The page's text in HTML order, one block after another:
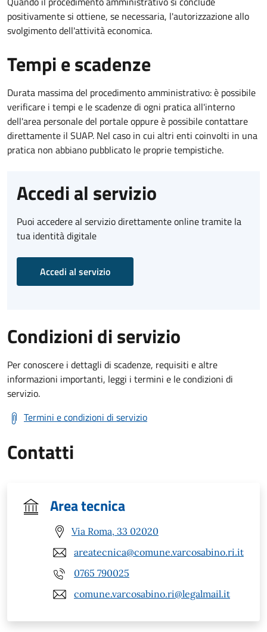
positivamente si ottiene, se necessaria, l'autorizzazione allo
svolgimento dell'attività economica.
Tempi e scadenze
Durata massima del procedimento amministrativo: è possibile
verificare i tempi e le scadenze di ogni pratica all'interno
dell'area personale del portale oppure è possibile contattare
direttamente il SUAP. Nel caso in cui altri enti coinvolti in una
pratica non abbiano pubblicato le proprie tempistiche.
Accedi al servizio
Puoi accedere al servizio direttamente online tramite la
tua identità digitale
Accedi al servizio
Condizioni di servizio
Per conoscere i dettagli di scadenze, requisiti e altre
informazioni importanti, leggi i termini e le condizioni di
servizio.
Termini e condizioni di servizio
Contatti
Area tecnica
Via Roma, 33 02020
areatecnica@comune.varcosabino.ri.it
0765 790025
comune.varcosabino.ri@legalmail.it